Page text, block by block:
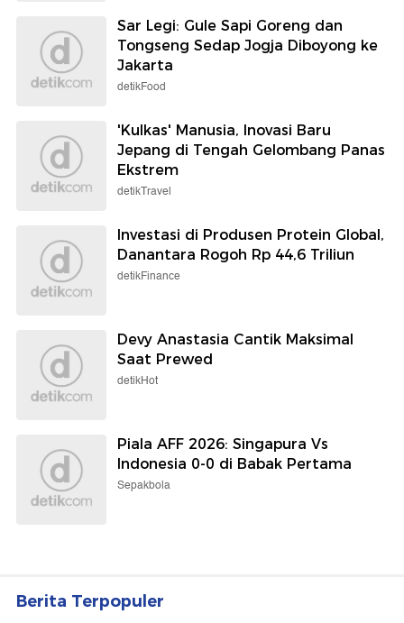
Sar Legi: Gule Sapi Goreng dan
Tongseng Sedap Jogja Diboyong ke
Jakarta
detikFood
'Kulkas' Manusia, Inovasi Baru
Jepang di Tengah Gelombang Panas
Ekstrem
detikTravel
Investasi di Produsen Protein Global,
Danantara Rogoh Rp 44,6 Triliun
detikFinance
Devy Anastasia Cantik Maksimal
Saat Prewed
detikHot
Piala AFF 2026: Singapura Vs
Indonesia 0-0 di Babak Pertama
Sepakbola
Berita Terpopuler